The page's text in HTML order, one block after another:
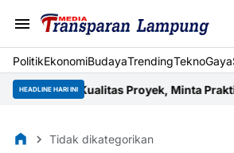
PolitikEkonomiBudayaTrendingTeknoGaya
HEADLINE HARI INI
Kualitas Proyek, Minta Praktik “Pinjam
Tidak dikategorikan